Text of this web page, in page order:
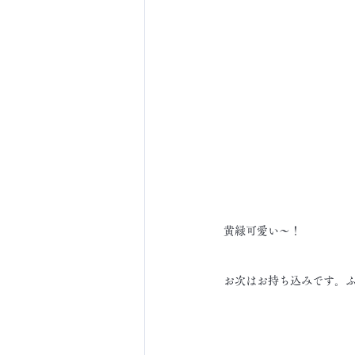
黄緑可愛い～！
お次はお持ち込みです。